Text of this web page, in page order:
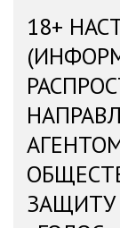
18+
ЗАЩИТУ